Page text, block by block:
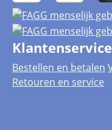
Klantenservice
Bestellen en betalen
Retouren en service